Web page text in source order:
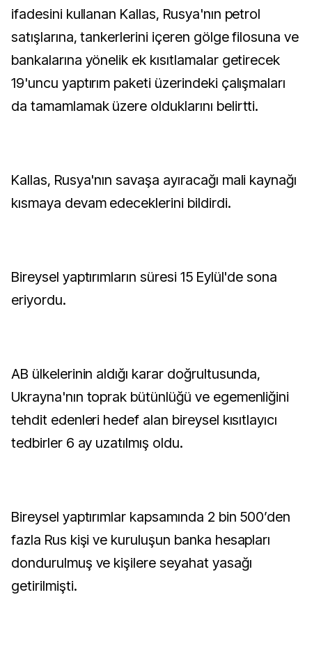
ifadesini kullanan Kallas, Rusya'nın petrol
satışlarına, tankerlerini içeren gölge filosuna ve
bankalarına yönelik ek kısıtlamalar getirecek
19'uncu yaptırım paketi üzerindeki çalışmaları
da tamamlamak üzere olduklarını belirtti.
Kallas, Rusya'nın savaşa ayıracağı mali kaynağı
kısmaya devam edeceklerini bildirdi.
Bireysel yaptırımların süresi 15 Eylül'de sona
eriyordu.
AB ülkelerinin aldığı karar doğrultusunda,
Ukrayna'nın toprak bütünlüğü ve egemenliğini
tehdit edenleri hedef alan bireysel kısıtlayıcı
tedbirler 6 ay uzatılmış oldu.
Bireysel yaptırımlar kapsamında 2 bin 500’den
fazla Rus kişi ve kuruluşun banka hesapları
dondurulmuş ve kişilere seyahat yasağı
getirilmişti.